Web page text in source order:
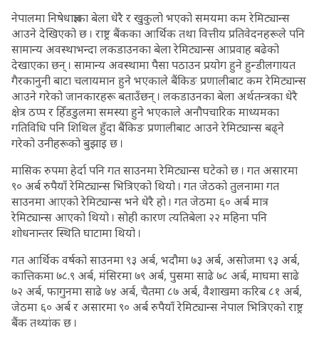
नेपालमा निषेधाज्ञाका बेला धेरै र खुकुलो भएको समयमा कम रेमिट्यान्स
आउने देखिएको छ । राष्ट्र बैंकका आर्थिक तथा वित्तीय प्रतिवेदनहरूले पनि
सामान्य अवस्थाभन्दा लकडाउनका बेला रेमिट्यान्स आप्रवाह बढेको
देखाएका छन् । सामान्य अवस्थामा पैसा पठाउन प्रयोग हुने हुन्डीलगायत
गैरकानुनी बाटा चलायमान हुने भएकाले बैंकिङ प्रणालीबाट कम रेमिट्यान्स
आउने गरेको जानकारहरू बताउँछन् । लकडाउनका बेला अर्थतन्त्रका धेरै
क्षेत्र ठप्प र हिँडडुलमा समस्या हुने भएकाले अनौपचारिक माध्यमका
गतिविधि पनि शिथिल हुँदा बैंकिङ प्रणालीबाट आउने रेमिट्यान्स बढ्ने
गरेको उनीहरूको बुझाइ छ ।
मासिक रुपमा हेर्दा पनि गत साउनमा रेमिट्यान्स घटेको छ । गत असारमा
९० अर्ब रुपैयाँ रेमिट्यान्स भित्रिएको थियो । गत जेठको तुलनामा गत
साउनमा आएको रेमिट्यान्स भने धेरै हो । गत जेठमा ६० अर्ब मात्र
रेमिट्यान्स आएको थियो । सोही कारण त्यतिबेला २२ महिना पनि
शोधनान्तर स्थिति घाटामा थियो ।
गत आर्थिक वर्षको साउनमा ९३ अर्ब, भदौमा ७३ अर्ब, असोजमा ९३ अर्ब,
कात्तिकमा ७८.९ अर्ब, मंसिरमा ७९ अर्ब, पुसमा साढे ७८ अर्ब, माघमा साढे
७२ अर्ब, फागुनमा साढे ७४ अर्ब, चैतमा ८७ अर्ब, वैशाखमा करिब ८१ अर्ब,
जेठमा ६० अर्ब र असारमा ९० अर्ब रुपैयाँ रेमिट्यान्स नेपाल भित्रिएको राष्ट्र
बैंक तथ्यांक छ ।